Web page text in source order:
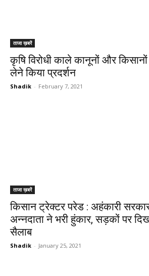
ताजा ख़बरें
कृषि विरोधी काले कानूनों और
लेने किया प्रदर्शन
Shadik - February 7, 2021
ताजा ख़बरें
किसान ट्रेक्टर परेड : अहंकारी
अन्नदाता ने भरी हुंकार, सड़कों पर
सैलाब
Shadik - January 25, 2021